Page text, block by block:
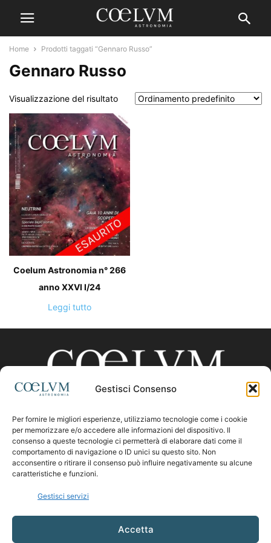
Gestisci Consenso
Per fornire le migliori esperienze, utilizziamo tecnologie come i cookie
per memorizzare e/o accedere alle informazioni del dispositivo. Il
consenso a queste tecnologie ci permetterà di elaborare dati come il
comportamento di navigazione o ID unici su questo sito. Non
acconsentire o ritirare il consenso può influire negativamente su alcune
caratteristiche e funzioni.
Gestisci servizi
Accetta
Home Prodotti taggati “Gennaro Russo”
Gennaro Russo
Visualizzazione del risultato
Coelum Astronomia n° 266
anno XXVI I/24
Leggi tutto
CHI SIAMO
Contattaci:coelumastro@coelum.com